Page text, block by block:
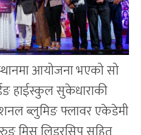
आयोजना भएको सो
हाईस्कुल सुकेधाराकी
ब्लुमिङ फ्लावर एकेडेमी